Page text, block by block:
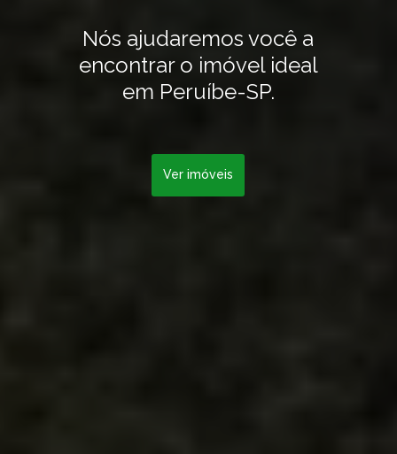
Nós ajudaremos você a
encontrar o imóvel ideal
em Peruíbe-SP.
Ver imóveis